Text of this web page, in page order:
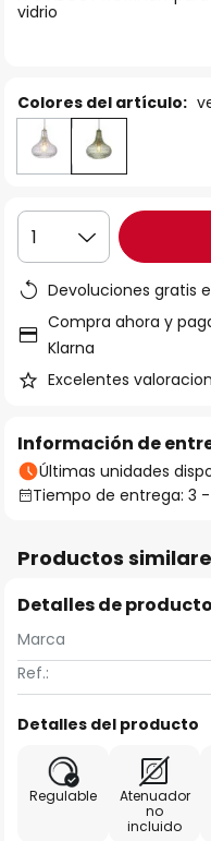
galería
vidrio
Colores del artículo:
1
Devoluciones gratis
Compra ahora y
Klarna
Excelentes
Información de
Últimas unidades
Tiempo de entrega: 3
Productos
Detalles de producto
Marca
Ref.:
Detalles del producto
Regulable
Atenuador
no
incluido